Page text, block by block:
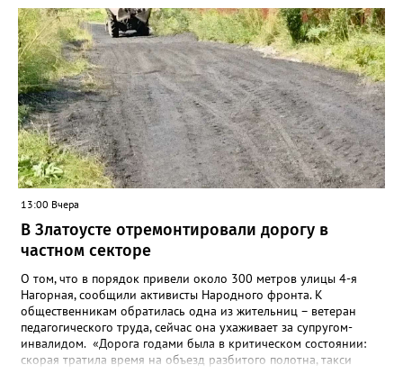
Челябинском УФАС. Антимонопольная служба приняла
решение включить ООО «ПИАЛ» в реестр недобросовестных
поставщиков. В чёрном списке уфимский подрядчик будет два
года.
13:00 Вчера
В Златоусте отремонтировали дорогу в
частном секторе
О том, что в порядок привели около 300 метров улицы 4-я
Нагорная, сообщили активисты Народного фронта. К
общественникам обратилась одна из жительниц – ветеран
педагогического труда, сейчас она ухаживает за супругом-
инвалидом. «Дорога годами была в критическом состоянии:
скорая тратила время на объезд разбитого полотна, такси